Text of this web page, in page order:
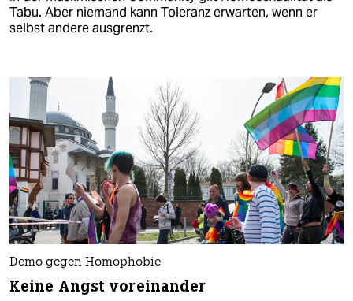
Tabu. Aber niemand kann Toleranz erwarten, wenn er
selbst andere ausgrenzt.
Demo gegen Homophobie
Keine Angst voreinander